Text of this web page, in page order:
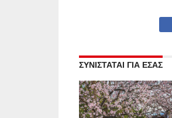
ΣΥΝΙΣΤΑΤΑΙ ΓΙΑ ΕΣΑΣ